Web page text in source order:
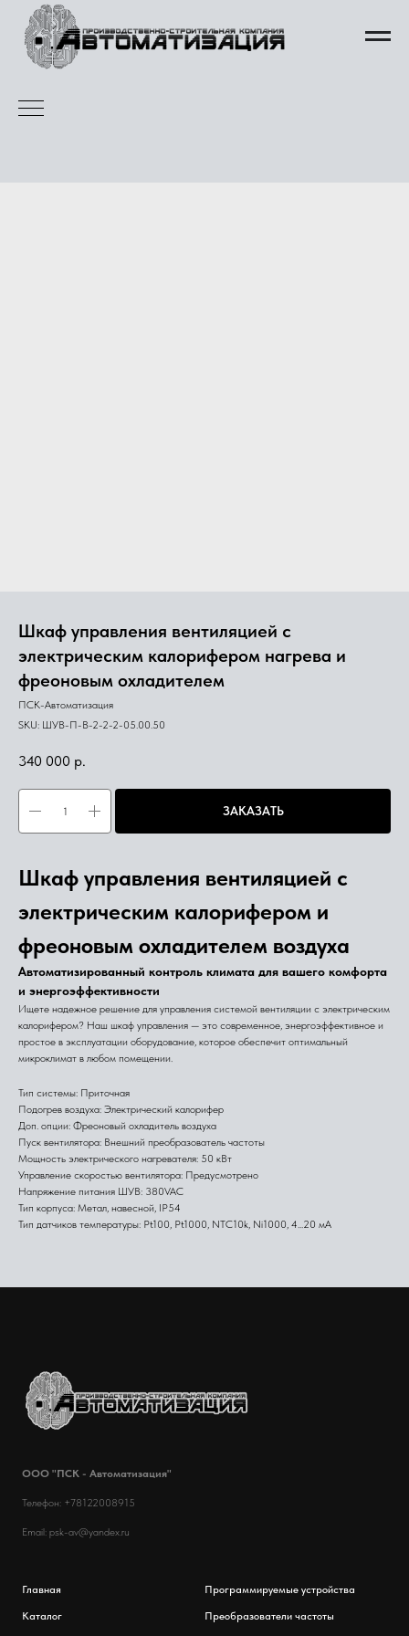
Шкаф управления вентиляцией с
электрическим калорифером нагрева и
фреоновым охладителем
ПСК-Автоматизация
SKU: ШУВ-П-В-2-2-2-05.00.50
340 000 р.
ЗАКАЗАТЬ
Шкаф управления вентиляцией с
электрическим калорифером и
фреоновым охладителем воздуха
Автоматизированный контроль климата для вашего комфорта
и энергоэффективности
Ищете надежное решение для управления системой вентиляции с электрическим
калорифером? Наш шкаф управления — это современное, энергоэффективное и
простое в эксплуатации оборудование, которое обеспечит оптимальный
микроклимат в любом помещении.
Тип системы: Приточная
Подогрев воздуха: Электрический калорифер
Доп. опции: Фреоновый охладитель воздуха
Пуск вентилятора: Внешний преобразователь частоты
Мощность электрического нагревателя: 50 кВт
Управление скоростью вентилятора: Предусмотрено
Напряжение питания ШУВ: 380VAC
Тип корпуса: Метал, навесной, IP54
Тип датчиков температуры: Pt100, Pt1000, NTC10k, Ni1000, 4...20 мА
ООО "ПСК - Автоматизация"
Телефон: +78122008915
Email: psk-av@yandex.ru
Главная
Каталог
Программируемые устройства
Преобразователи частоты